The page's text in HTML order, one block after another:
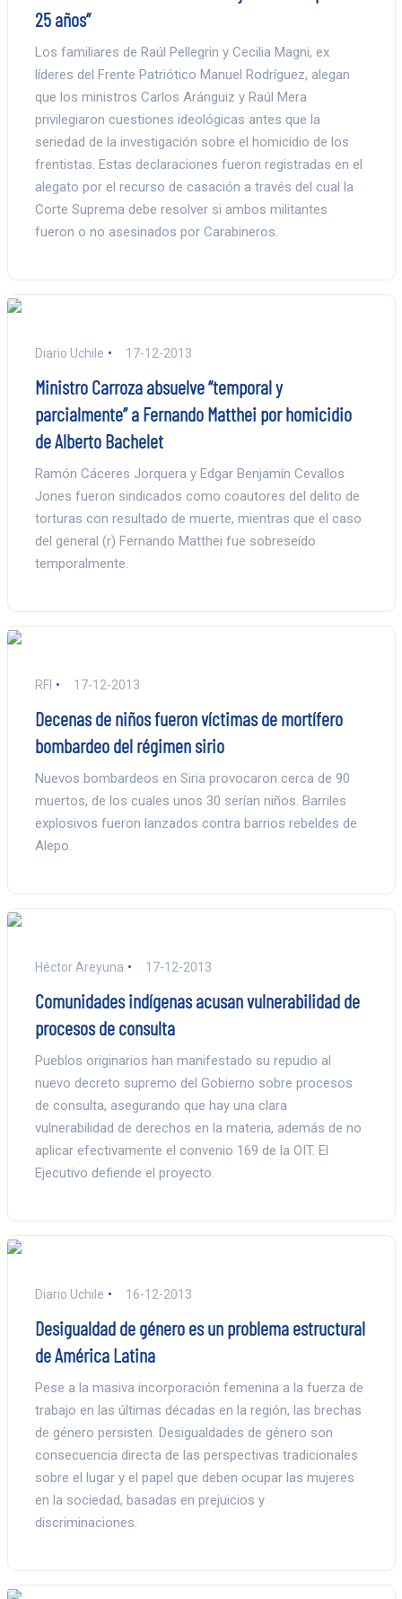
25 años”
Los familiares de Raúl Pellegrin y Cecilia Magni, ex
líderes del Frente Patriótico Manuel Rodríguez, alegan
que los ministros Carlos Aránguiz y Raúl Mera
privilegiaron cuestiones ideológicas antes que la
seriedad de la investigación sobre el homicidio de los
frentistas. Estas declaraciones fueron registradas en el
alegato por el recurso de casación a través del cual la
Corte Suprema debe resolver si ambos militantes
fueron o no asesinados por Carabineros.
Diario Uchile 17-12-2013
Ministro Carroza absuelve “temporal y
parcialmente” a Fernando Matthei por homicidio
de Alberto Bachelet
Ramón Cáceres Jorquera y Edgar Benjamín Cevallos
Jones fueron sindicados como coautores del delito de
torturas con resultado de muerte, mientras que el caso
del general (r) Fernando Matthei fue sobreseído
temporalmente.
RFI 17-12-2013
Decenas de niños fueron víctimas de mortífero
bombardeo del régimen sirio
Nuevos bombardeos en Siria provocaron cerca de 90
muertos, de los cuales unos 30 serían niños. Barriles
explosivos fueron lanzados contra barrios rebeldes de
Alepo.
Héctor Areyuna 17-12-2013
Comunidades indígenas acusan vulnerabilidad de
procesos de consulta
Pueblos originarios han manifestado su repudio al
nuevo decreto supremo del Gobierno sobre procesos
de consulta, asegurando que hay una clara
vulnerabilidad de derechos en la materia, además de no
aplicar efectivamente el convenio 169 de la OIT. El
Ejecutivo defiende el proyecto.
Diario Uchile 16-12-2013
Desigualdad de género es un problema estructural
de América Latina
Pese a la masiva incorporación femenina a la fuerza de
trabajo en las últimas décadas en la región, las brechas
de género persisten. Desigualdades de género son
consecuencia directa de las perspectivas tradicionales
sobre el lugar y el papel que deben ocupar las mujeres
en la sociedad, basadas en prejuicios y
discriminaciones.